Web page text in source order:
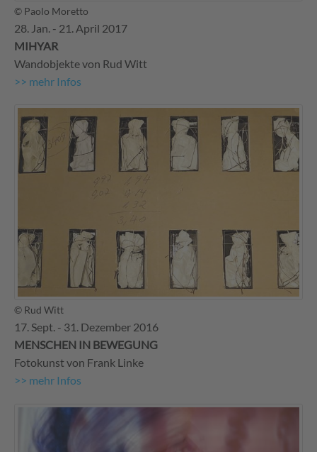
© Paolo Moretto
28. Jan. - 21. April 2017
MIHYAR
Wandobjekte von Rud Witt
>> mehr Infos
© Rud Witt
17. Sept. - 31. Dezember 2016
MENSCHEN IN BEWEGUNG
Fotokunst von Frank Linke
>> mehr Infos